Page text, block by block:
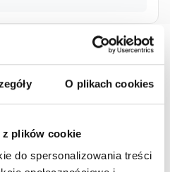
O plikach cookies
plików cookie
do spersonalizowania treści